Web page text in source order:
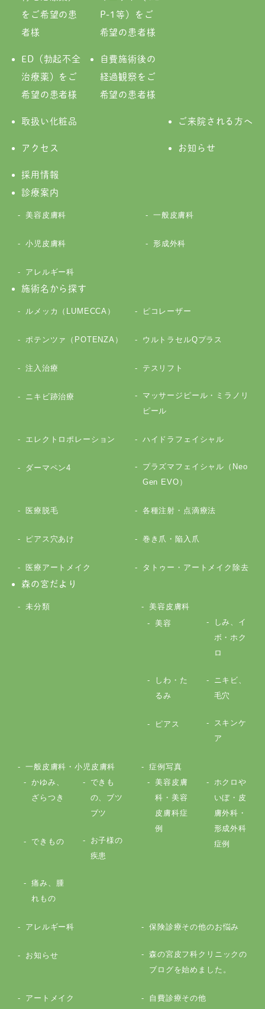
をご希望の患
者様
P-1等）をご
希望の患者様
ED（勃起不全
治療薬）をご
希望の患者様
自費施術後の
経過観察をご
希望の患者様
取扱い化粧品 ご来院される方へ
アクセス お知らせ
採用情報
診療案内
美容皮膚科 一般皮膚科
小児皮膚科 形成外科
アレルギー科
施術名から探す
ルメッカ（LUMECCA） ピコレーザー
ポテンツァ（POTENZA） ウルトラセルQプラス
注入治療 テスリフト
ニキビ跡治療
マッサージピール・ミラノリ
ピール
エレクトロポレーション ハイドラフェイシャル
ダーマペン4
プラズマフェイシャル（Neo
Gen EVO）
医療脱毛 各種注射・点滴療法
ピアス穴あけ 巻き爪・陥入爪
医療アートメイク
タトゥー・アートメイク除去
森の宮だより
未分類
美容皮膚科
美容
しみ、イ
ボ・ホク
ロ
しわ・た
るみ
ニキビ、
毛穴
ピアス
スキンケ
ア
一般皮膚科・小児皮膚科
かゆみ、
ざらつき
できも
の、ブツ
ブツ
できもの
お子様の
疾患
痛み、腫
れもの
症例写真
美容皮膚
科・美容
皮膚科症
例
ホクロや
いぼ・皮
膚外科・
形成外科
症例
アレルギー科 保険診療その他のお悩み
お知らせ
森の宮皮フ科クリニックの
ブログを始めました。
アートメイク 自費診療その他